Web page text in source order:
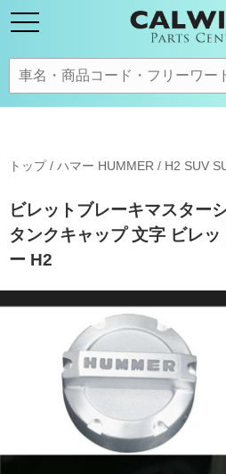
トップ/ ハマー HUMMER / H2 SUV
ビレットブレーキマスター
タンクキャップ 文字 ビレ
ー H2